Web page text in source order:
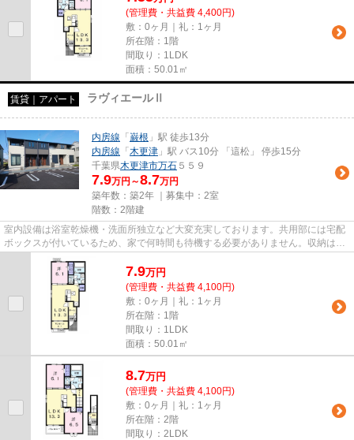
(管理費・共益費 4,400円)
敷：0ヶ月｜礼：1ヶ月
所在階：1階
間取り：1LDK
面積：50.01㎡
賃貸｜アパート ラヴィエールⅡ
内房線 「 巌根 」駅 徒歩13分
内房線 「 木更津 」駅 バス10分 「這松」 停歩15分
千葉県木更津市万石 ５５９
7.9万円～8.7万円
築年数：築2年 ｜募集中： 2室
階数：2階建
室内設備は浴室乾燥機・洗面所独立など大変充実しております。共用部には宅配
ボックスが付いているため、家で何時間も待機する必要がありません。収納はウ
ォークインクロゼット・床下...
7.9万円
(管理費・共益費 4,100円)
敷：0ヶ月｜礼：1ヶ月
所在階：1階
間取り：1LDK
面積：50.01㎡
8.7万円
(管理費・共益費 4,100円)
敷：0ヶ月｜礼：1ヶ月
所在階：2階
間取り：2LDK